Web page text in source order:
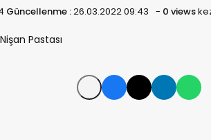
Güncellenme :26.03.2022 09:43 - 0 views